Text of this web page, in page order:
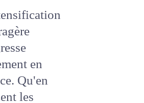
R. , Picard J.
en